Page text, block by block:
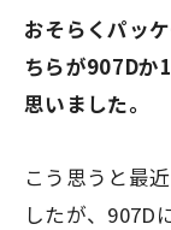
おそらくパッ
ちらが907Dか
思いました。
こう思うと最
したが、907D